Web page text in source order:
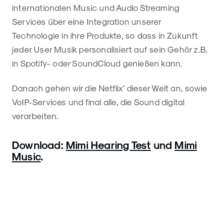
internationalen Music und Audio Streaming
Services über eine Integration unserer
Technologie in ihre Produkte, so dass in Zukunft
jeder User Musik personalisiert auf sein Gehör z.B.
in Spotify- oder SoundCloud genießen kann.
Danach gehen wir die Netflix‘ dieser Welt an, sowie
VoIP-Services und final alle, die Sound digital
verarbeiten.
Download: Mimi Hearing Test und Mimi
Music.